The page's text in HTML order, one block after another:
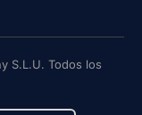
S.L.U. Todos los